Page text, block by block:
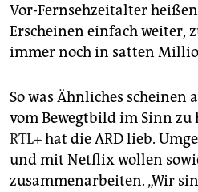
Vor-Fernsehzeitalter
Erscheinen einfach weiter,
immer noch in satten
So was Ähnliches scheinen
vom Bewegtbild im Sinn zu
RTL+hat die ARD lieb.
und mit Netflix wollen
zusammenarbeiten. „Wir